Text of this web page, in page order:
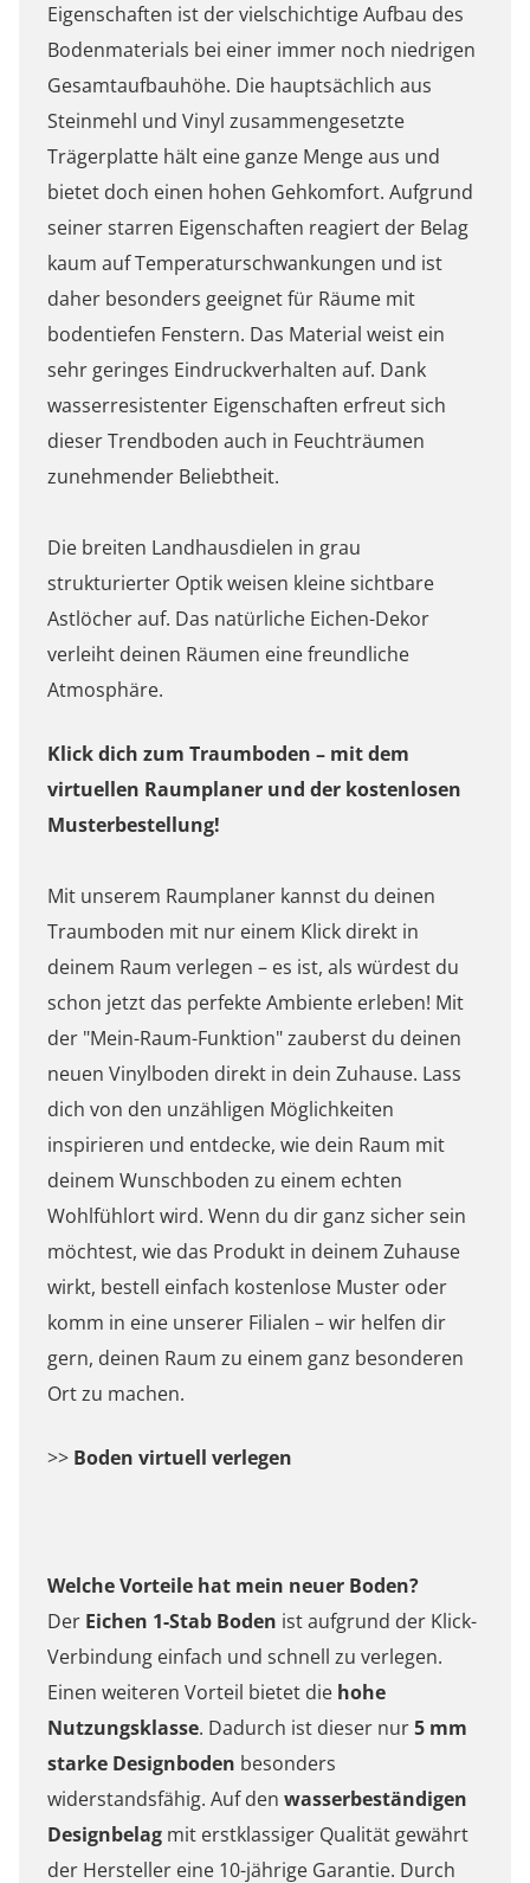
Eigenschaften ist der vielschichtige Aufbau des
Bodenmaterials bei einer immer noch niedrigen
Gesamtaufbauhöhe. Die hauptsächlich aus
Steinmehl und Vinyl zusammengesetzte
Trägerplatte hält eine ganze Menge aus und
bietet doch einen hohen Gehkomfort. Aufgrund
seiner starren Eigenschaften reagiert der Belag
kaum auf Temperaturschwankungen und ist
daher besonders geeignet für Räume mit
bodentiefen Fenstern. Das Material weist ein
sehr geringes Eindruckverhalten auf. Dank
wasserresistenter Eigenschaften erfreut sich
dieser Trendboden auch in Feuchträumen
zunehmender Beliebtheit.
Die breiten Landhausdielen in grau
strukturierter Optik weisen kleine sichtbare
Astlöcher auf. Das natürliche Eichen-Dekor
verleiht deinen Räumen eine freundliche
Atmosphäre.
Klick dich zum Traumboden – mit dem
virtuellen Raumplaner und der kostenlosen
Musterbestellung!
Mit unserem Raumplaner kannst du deinen
Traumboden mit nur einem Klick direkt in
deinem Raum verlegen – es ist, als würdest du
schon jetzt das perfekte Ambiente erleben! Mit
der "Mein-Raum-Funktion" zauberst du deinen
neuen Vinylboden direkt in dein Zuhause. Lass
dich von den unzähligen Möglichkeiten
inspirieren und entdecke, wie dein Raum mit
deinem Wunschboden zu einem echten
Wohlfühlort wird. Wenn du dir ganz sicher sein
möchtest, wie das Produkt in deinem Zuhause
wirkt, bestell einfach kostenlose Muster oder
komm in eine unserer Filialen – wir helfen dir
gern, deinen Raum zu einem ganz besonderen
Ort zu machen.
>> Boden virtuell verlegen
Welche Vorteile hat mein neuer Boden?
Der Eichen 1-Stab Boden ist aufgrund der Klick-
Verbindung einfach und schnell zu verlegen.
Einen weiteren Vorteil bietet die hohe
Nutzungsklasse. Dadurch ist dieser nur5 mm
starke Designboden besonders
widerstandsfähig. Auf den wasserbeständigen
Designbelag mit erstklassiger Qualität gewährt
der Hersteller eine 10-jährige Garantie. Durch